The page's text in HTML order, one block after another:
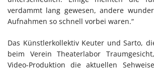
verdammt lang gewesen, andere
Aufnahmen so schnell vorbei waren.“
Das Künstlerkollektiv Keuter und Sarto,
beim Verein Theaterlabor
Video-Produktion die aktuellen